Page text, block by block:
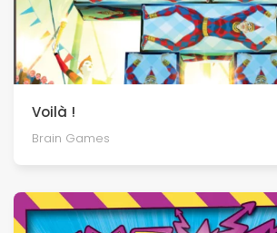
Voilà !
Brain Games